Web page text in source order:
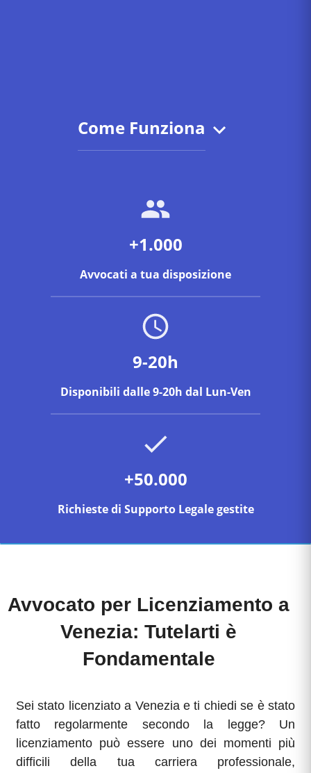
Come Funziona
+1.000
Avvocati a tua disposizione
9-20h
Disponibili dalle 9-20h dal Lun-Ven
+50.000
Richieste di Supporto Legale gestite
Avvocato per Licenziamento a
Venezia: Tutelarti è
Fondamentale
Sei stato licenziato a Venezia e ti chiedi se è stato
fatto regolarmente secondo la legge? Un
licenziamento può essere uno dei momenti più
difficili della tua carriera professionale,